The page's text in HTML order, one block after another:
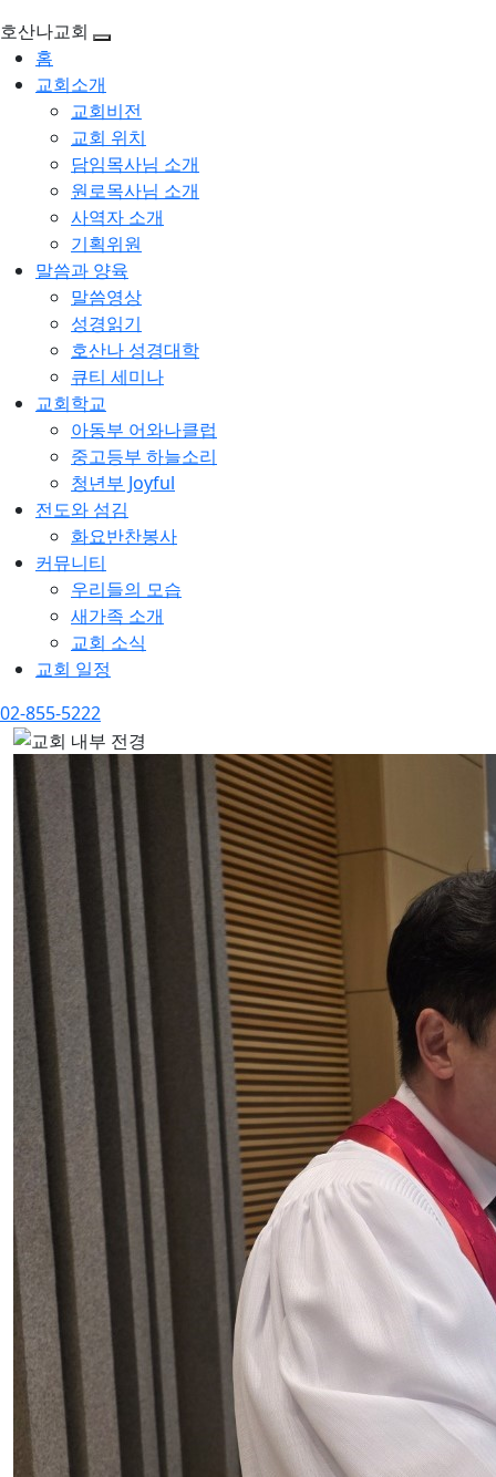
호산나교회
홈
교회소개
교회비전
교회 위치
담임목사님 소개
원로목사님 소개
사역자 소개
기획위원
말씀과 양육
말씀영상
성경읽기
호산나 성경대학
큐티 세미나
교회학교
아동부 어와나클럽
중고등부 하늘소리
청년부 Joyful
전도와 섬김
화요반찬봉사
커뮤니티
우리들의 모습
새가족 소개
교회 소식
교회 일정
02-855-5222